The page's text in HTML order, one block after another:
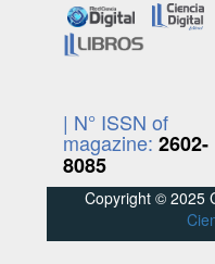
| N° ISSN of
magazine: 2602-
8085
Copyright © 2025